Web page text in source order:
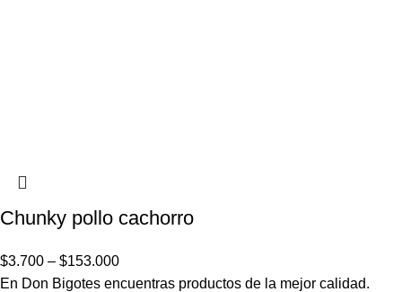
Chunky pollo cachorro
$3.700 – $153.000
En Don Bigotes encuentras productos de la mejor calidad.